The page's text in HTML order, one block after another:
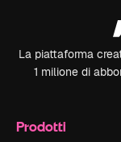
La piattaforma
1 milione di
Prodotti